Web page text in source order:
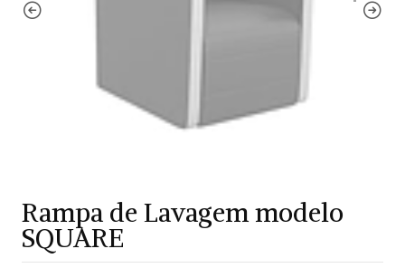
Rampa de Lavagem modelo
SQUARE